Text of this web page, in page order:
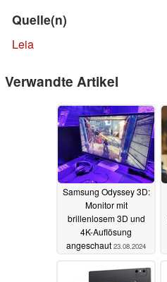
Quelle(n)
Leia
Verwandte Artikel
Samsung Odyssey 3D:
Monitor mit
brillenlosem 3D und
4K-Auflösung
angeschaut 23.08.2024